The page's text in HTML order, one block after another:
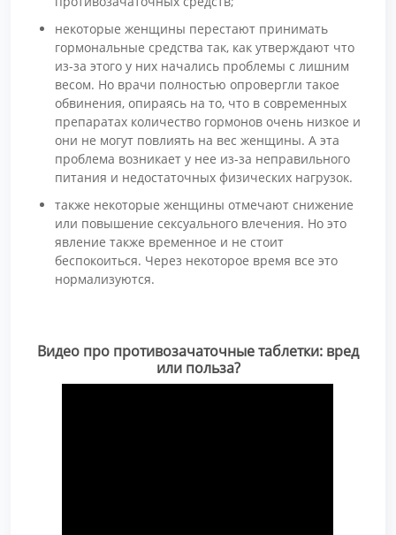
некоторые женщины перестают принимать
гормональные средства так, как утверждают что
из-за этого у них начались проблемы с лишним
весом. Но врачи полностью опровергли такое
обвинения, опираясь на то, что в современных
препаратах количество гормонов очень низкое и
они не могут повлиять на вес женщины. А эта
проблема возникает у нее из-за неправильного
питания и недостаточных физических нагрузок.
также некоторые женщины отмечают снижение
или повышение сексуального влечения. Но это
явление также временное и не стоит
беспокоиться. Через некоторое время все это
нормализуются.
Видео про противозачаточные таблетки: вред
или польза?